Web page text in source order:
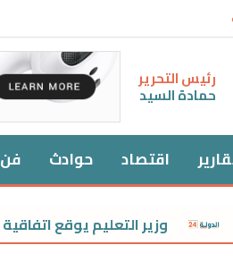
رئيس التحرير
حمادة السيد
اقتصاد حوادث فن
وزير التعليم يوقع اتفاقية لتحويل 20 مدرسة للتعليم الفني إلى مدارس دولية بالمناهج والمعايير اليابانية